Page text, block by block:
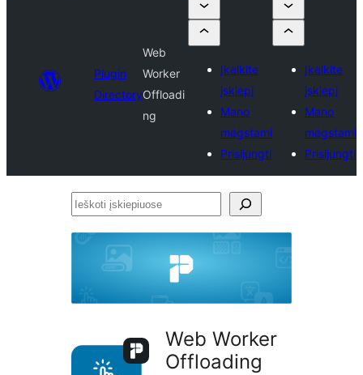
Plugin
Directory
Web
Worker
Offloadi
ng
Įkelkite
įskiepį
Mano
mėgstami
Prisijungti
Įkelkite
įskiepį
Mano
mėgstami
Prisijungti
Ieškoti
Web Worker
Offloading